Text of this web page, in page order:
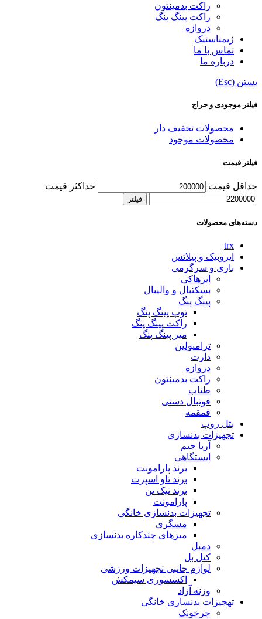
راکت بدمینتون
راکت پینگ پنگ
دروازه
ژیمناستیک
تماس با ما
درباره ما
بستن (Esc)
فیلتر موجودی و حراج
محصولات تخفیف دار
محصولات موجود
فیلتر قیمت
حداقل قیمت حداکثر قیمت
فیلتر
دسته‌های محصولات
trx
ایروبیک و پیلاتس
بازی و سرگرمی
ایرهاکی
بسکتبال و والیبال
پینگ پنگ
توپ پینگ پنگ
راکت پینگ پنگ
میز پینگ پنگ
ترامپولین
دارت
دروازه
راکت بدمینتون
طناب
فوتبال دستی
قمقمه
بتل روپ
تجهیزات بدنسازی
آریا جیم
ایستگاهی
برند پارامونت
برند تاو اسپرت
برند نیک تن
پارامونت
تجهیزات بدنسازی خانگی
مسگری
میزهای چندکاره بدنسازی
دمبل
کتل بل
لوازم جانبی تجهیزات ورزشی
اکسسوری سیمکش
وزنه آزاد
تهجیزات بدنسازی خانگی
چرخونک